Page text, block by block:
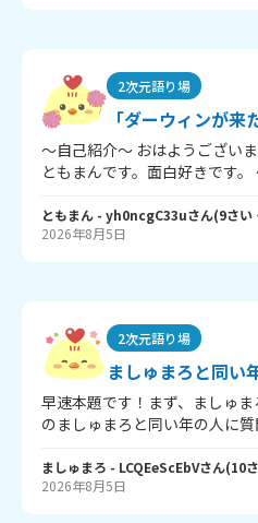
ったのに！とか思っちゃうし
ら推しの名前出てきたら同担
とかじゃなくて悲しくなって泣
もし推しが千切くんだけのま
するの千切くんだけだからま
ど😭しかも実写化映画あるか
耳に入るようになりますよね
同担拒否さんどうやって乗り越
2次元語り場
「ダーウィンが来
～自己紹介～ おはようござい
ともまんです。面白好きです
ざいます/こんにちは/こんばん
勉強にもなるし、動物のことに
ともまん - yh0ncgC33uさん(9さい
2026年8月5日
2次元語り場
ましゅまろと同い
早速本題です！まず、ましゅ
のましゅまろと同い年の人に
マックに行ったら絶対に頼むも
ェとかデザートは何味？ 3.犬派
ましゅまろ - LCQEeScEbVさん(10
2026年8月5日